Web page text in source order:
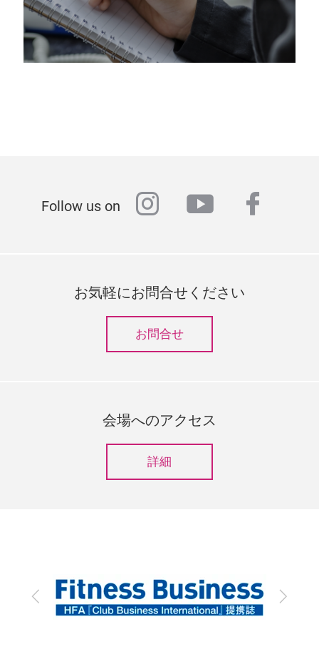
Follow us on instagram
youtube
お気軽にお問合せください
お問合せ
会場へのアクセス
詳細
前
次